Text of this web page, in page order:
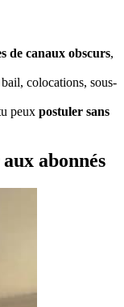
de canaux obscurs,
colocations, sous-
peux postuler sans
abonnés